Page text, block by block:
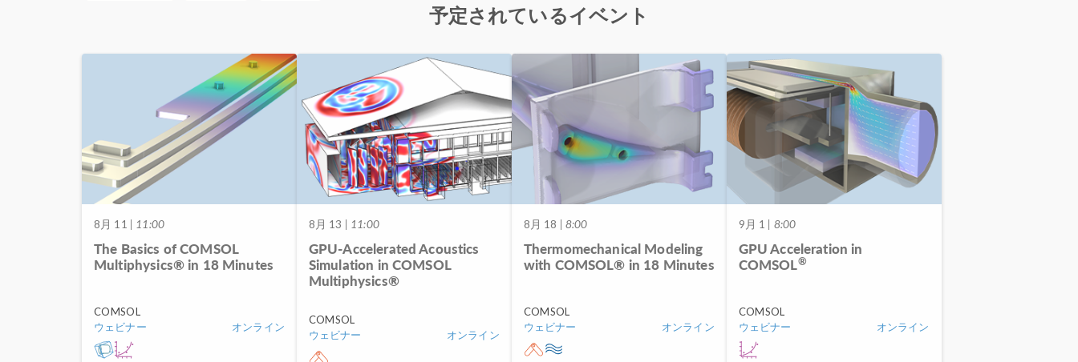
予定されているイベント
8月 11 | 11:00
The Basics of COMSOL
Multiphysics® in 18 Minutes
COMSOL
ウェビナー
オンライン
8月 13 | 11:00
GPU-Accelerated Acoustics
Simulation in COMSOL
Multiphysics®
COMSOL
ウェビナー
オンライン
8月 18 | 8:00
Thermomechanical Modeling
with COMSOL® in 18 Minutes
COMSOL
ウェビナー
オンライン
9月 1 | 8:00
GPU Acceleration in
COMSOL®
COMSOL
ウェビナー
オンライン